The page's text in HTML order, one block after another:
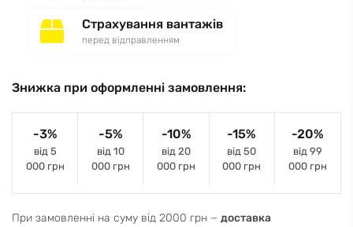
Страхування вантажів
перед відправленням
Знижка при оформленні замовлення:
-3%
від 5
000 грн
-5%
від 10
000 грн
-10%
від 20
000 грн
-15%
від 50
000 грн
-20%
від 99
000 грн
При замовленні на суму від 2000 грн − доставка